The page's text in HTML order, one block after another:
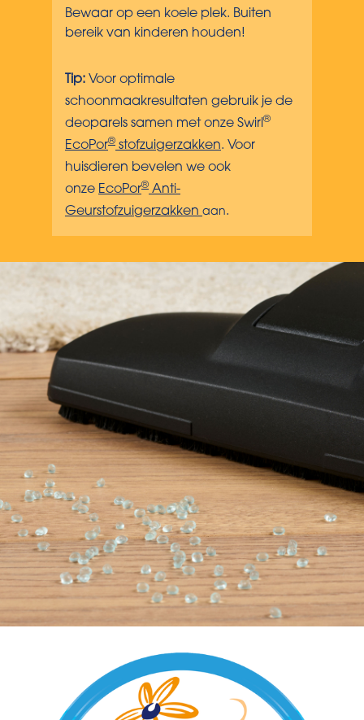
Bewaar op een koele plek. Buiten
bereik van kinderen houden!
Tip: Voor optimale
schoonmaakresultaten gebruik je de
deoparels samen met onze Swirl ®
EcoPor® stofzuigerzakken. Voor
huisdieren bevelen we ook
onze EcoPor® Anti-
Geurstofzuigerzakken aan.